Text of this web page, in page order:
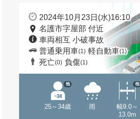
2024年10月23日(水)16:10
名護市字屋部 付近
車両相互 小破事故
普通乗用車(1) 軽自動車(1)
死亡(0) 負傷(1)
25～34歳
他
雨
幅9.0～
13.0m
他